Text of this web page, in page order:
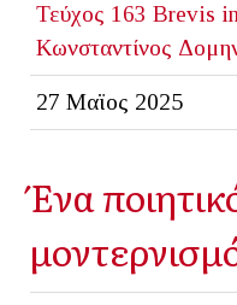
Τεύχος 163 Brevis
Κωνσταντίνος
27 Μαϊος 2025
Ένα